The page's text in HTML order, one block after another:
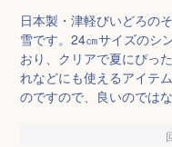
日本製・津軽びいどろの
雪です。24㎝サイズのシ
おり、クリアで夏にぴっ
れなどにも使えるアイテ
のですので、良いのでは